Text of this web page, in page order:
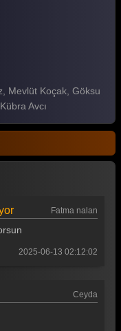
Mevlüt Koçak, Göksu
Avcı
Fatma nalan
2025-06-13 02:12:02
Ceyda